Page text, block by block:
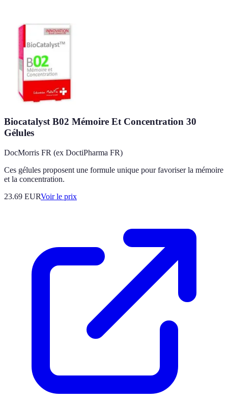
Biocatalyst B02 Mémoire Et Concentration 30
Gélules
DocMorris FR (ex DoctiPharma FR)
Ces gélules proposent une formule unique pour favoriser la mémoire
et la concentration.
23.69 EURVoir le prix